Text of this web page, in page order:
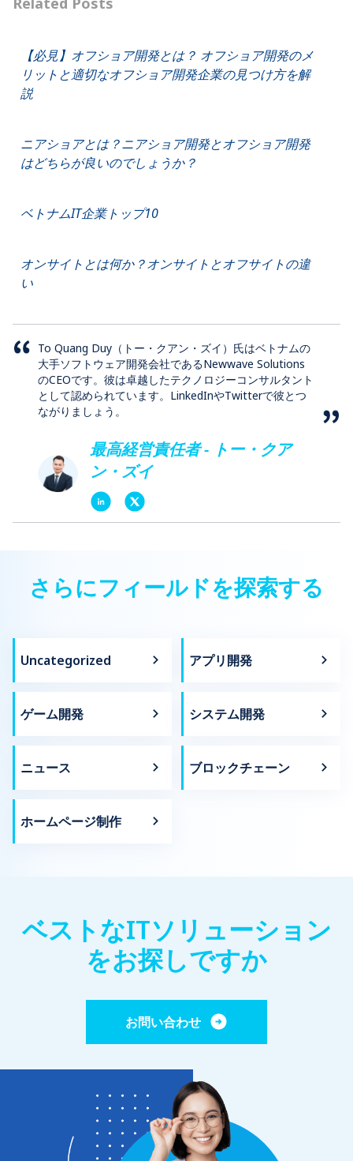
【必見】オフショア開発とは？ オフショア開発のメ
リットと適切なオフショア開発企業の見つけ方を解
説
ニアショアとは？ニアショア開発とオフショア開発
はどちらが良いのでしょうか？
ベトナムIT企業トップ10
オンサイトとは何か？オンサイトとオフサイトの違
い
To Quang Duy（トー・クアン・ズイ）氏はベトナムの
大手ソフトウェア開発会社であるNewwave Solutions
のCEOです。彼は卓越したテクノロジーコンサルタント
として認められています。LinkedInやTwitterで彼とつ
ながりましょう。
最高経営責任者 - トー・クア
ン・ズイ
さらにフィールドを探索する
Uncategorized アプリ開発
ゲーム開発 システム開発
ニュース ブロックチェーン
ホームページ制作
ベストなITソリューション
をお探しですか
お問い合わせ